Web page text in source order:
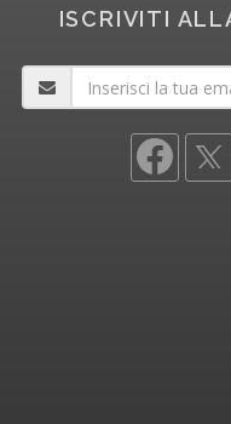
ISCRIVITI